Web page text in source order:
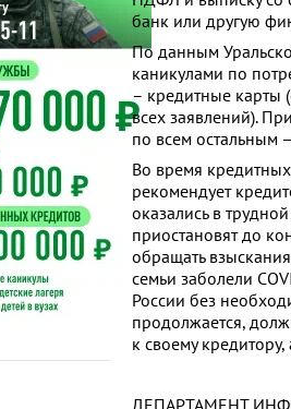
банк или другую
По данным
каникулами по
– кредитные карты
всех заявлений).
по всем остальным
Во время
рекомендует
оказались в
приостановят до
обращать
семьи заболели
России без
продолжается,
к своему
ДЕПАРТАМЕНТ